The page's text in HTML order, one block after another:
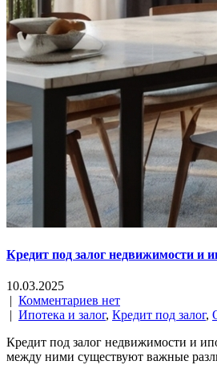
Кредит под залог недвижимости и
10.03.2025
| Комментариев нет
| Ипотека и залог, Кредит под залог,
Кредит под залог недвижимости и
между ними существуют важные